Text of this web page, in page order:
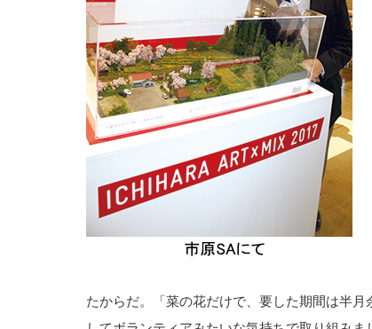
たからだ。「菜の花だけで、要した期間は半